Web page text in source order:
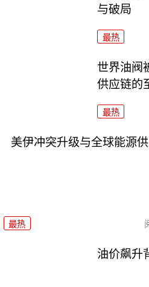
与破局
最热
世界油阀
供应链的
最热
美伊冲突升级与全球能源
最热
油价飙升